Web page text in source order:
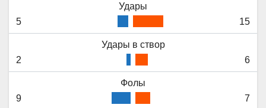
Удары
5
15
Удары в створ
2
6
Фолы
9
7